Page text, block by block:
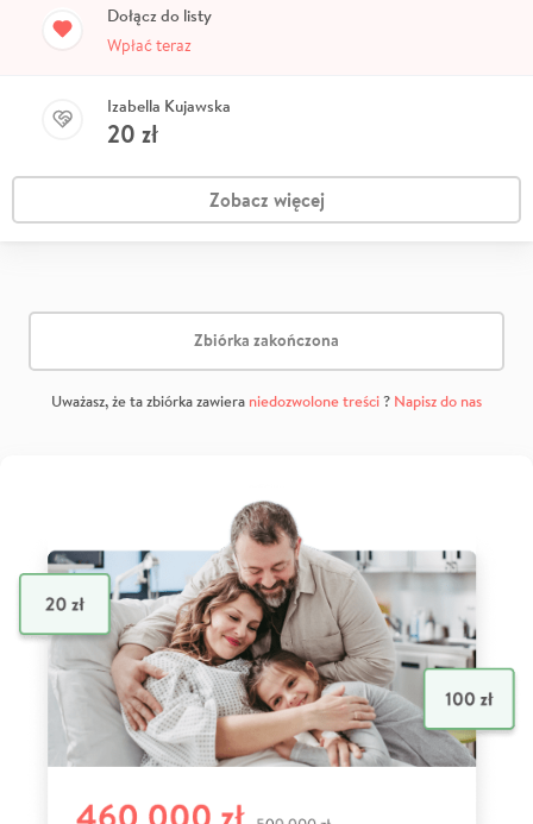
Dołącz do listy
Wpłać teraz
Izabella Kujawska
20 zł
Zobacz więcej
Zbiórka zakończona
Uważasz, że ta zbiórka zawiera niedozwolone treści? Napisz do nas